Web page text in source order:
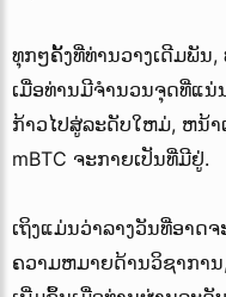
ທຸກໆຄັ້ງທີ່ທ່ານວາງເດີມພັນ
ເມື່ອທ່ານມີຈໍານວນຈຸດທີ່ແນ່
ກ້າວໄປສູ່ລະດັບໃຫມ່, ຫນ້
mBTC ຈະກາຍເປັນທີ່ມີຢູ່.
ເຖິງແມ່ນວ່າລາງວັນທີ່ອາດ
ຄວາມຫມາຍດ້ານວິຊາກາ